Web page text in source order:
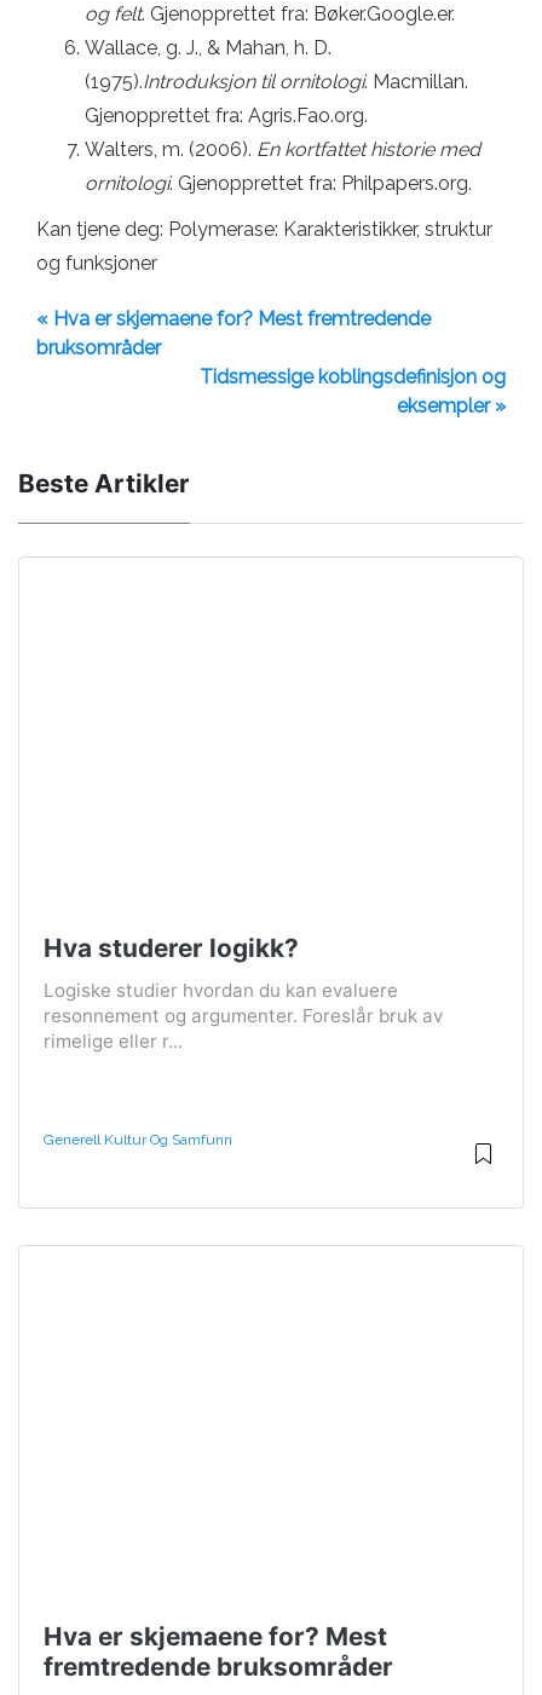
og felt. Gjenopprettet fra: Bøker.Google.er.
Wallace, g. J., & Mahan, h. D.
(1975).Introduksjon til ornitologi. Macmillan.
Gjenopprettet fra: Agris.Fao.org.
Walters, m. (2006). En kortfattet historie med
ornitologi. Gjenopprettet fra: Philpapers.org.
Kan tjene deg: Polymerase: Karakteristikker, struktur
og funksjoner
« Hva er skjemaene for? Mest fremtredende
bruksområder
Tidsmessige koblingsdefinisjon og
eksempler »
Beste Artikler
Hva studerer logikk?
Logiske studier hvordan du kan evaluere
resonnement og argumenter. Foreslår bruk av
rimelige eller r...
Generell Kultur Og Samfunn
Hva er skjemaene for? Mest
fremtredende bruksområder